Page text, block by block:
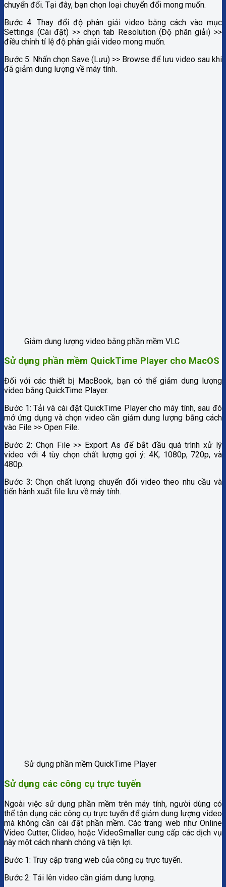
chuyển đổi. Tại đây, bạn chọn loại chuyển đổi mong muốn.
Bước 4: Thay đổi độ phân giải video bằng cách vào mục
Settings (Cài đặt) >> chọn tab Resolution (Độ phân giải) >>
điều chỉnh tỉ lệ độ phân giải video mong muốn.
Bước 5: Nhấn chọn Save (Lưu) >> Browse để lưu video sau khi
đã giảm dung lượng về máy tính.
Giảm dung lượng video bằng phần mềm VLC
Sử dụng phần mềm QuickTime Player cho MacOS
Đối với các thiết bị MacBook, bạn có thể giảm dung lượng
video bằng QuickTime Player.
Bước 1: Tải và cài đặt QuickTime Player cho máy tính, sau đó
mở ứng dụng và chọn video cần giảm dung lượng bằng cách
vào File >> Open File.
Bước 2: Chọn File >> Export As để bắt đầu quá trình xử lý
video với 4 tùy chọn chất lượng gợi ý: 4K, 1080p, 720p, và
480p.
Bước 3: Chọn chất lượng chuyển đổi video theo nhu cầu và
tiến hành xuất file lưu về máy tính.
Sử dụng phần mềm QuickTime Player
Sử dụng các công cụ trực tuyến
Ngoài việc sử dụng phần mềm trên máy tính, người dùng có
thể tận dụng các công cụ trực tuyến để giảm dung lượng video
mà không cần cài đặt phần mềm. Các trang web như Online
Video Cutter, Clideo, hoặc VideoSmaller cung cấp các dịch vụ
này một cách nhanh chóng và tiện lợi.
Bước 1: Truy cập trang web của công cụ trực tuyến.
Bước 2: Tải lên video cần giảm dung lượng.